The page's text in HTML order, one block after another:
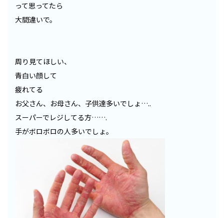
って思ってたら
大間違いで。
周り見てほしい、
青白い顔して
疲れてる
お父さん、お母さん、子供達多いでしょ…..
スーパーでレジしてる方…….
手がボロボロの人多いでしょ。